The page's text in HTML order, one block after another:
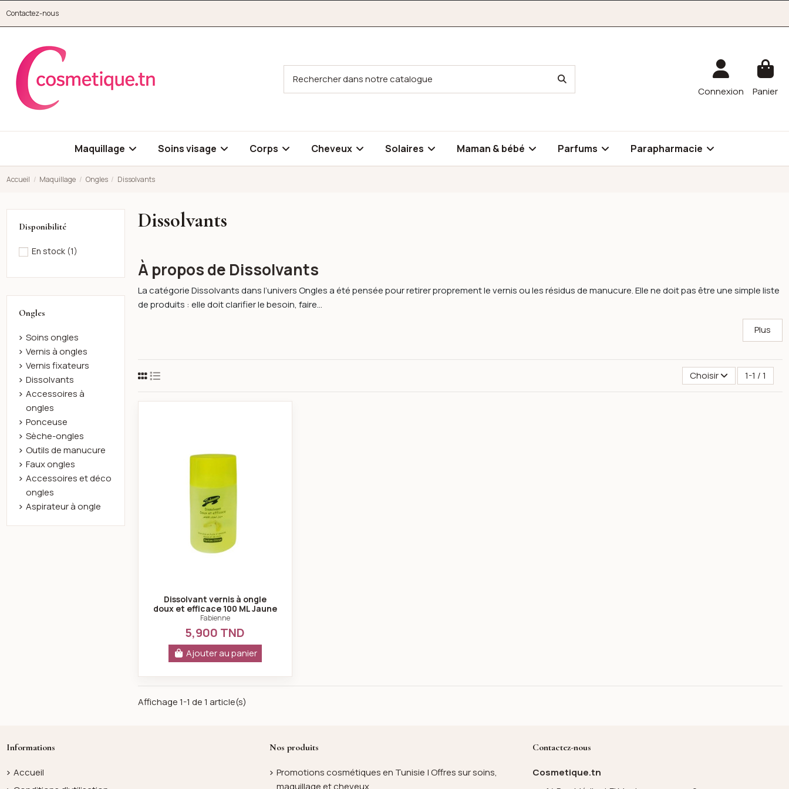
Contactez-nous
Connexion Panier
Maquillage Soins visage Corps Cheveux Solaires Maman & bébé Parfums Parapharmacie
Accueil Maquillage Ongles Dissolvants
Dissolvants
À propos de Dissolvants
La catégorie Dissolvants dans l’univers Ongles a été pensée pour retirer proprement le vernis ou les résidus de manucure. Elle ne doit pas être une simple liste
de produits : elle doit clarifier le besoin, faire...
Plus
Choisir 1-1 / 1
Dissolvant vernis à ongle
doux et efficace 100 ML Jaune
Fabienne
5,900 TND
Ajouter au panier
Affichage 1-1 de 1 article(s)
Disponibilité
En stock (1)
Ongles
Soins ongles
Vernis à ongles
Vernis fixateurs
Dissolvants
Accessoires à
ongles
Ponceuse
Sèche-ongles
Outils de manucure
Faux ongles
Accessoires et déco
ongles
Aspirateur à ongle
Informations
Accueil
Nos produits
Promotions cosmétiques en Tunisie | Offres sur soins,
maquillage et cheveux
Contactez-nous
Cosmetique.tn